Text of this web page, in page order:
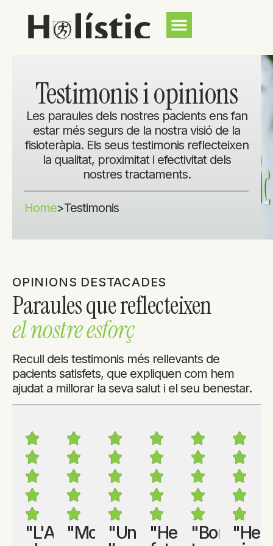
Testimonis i opinions
Les paraules dels nostres pacients ens fan
estar més segurs de la nostra visió de la
fisioteràpia. Els seus testimonis reflecteixen
la qualitat, proximitat i efectivitat dels
nostres tractaments.
Home>Testimonis
OPINIONS DESTACADES
Paraules que reflecteixen
el nostre esforç
Recull dels testimonis més rellevants de
pacients satisfets, que expliquen com hem
ajudat a millorar la seva salut i el seu benestar.
"L'Adrià,
"Molt
"Un
"He
"Bon
"He